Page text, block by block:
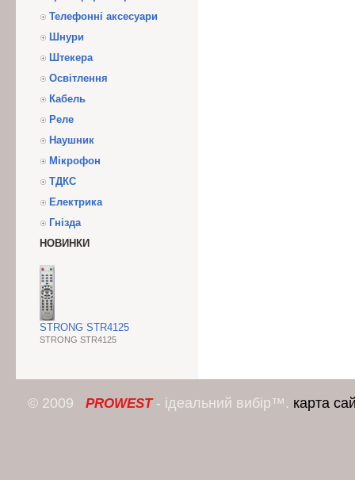
Телефонні аксесуари
Шнури
Штекера
Освітлення
Кабель
Реле
Наушник
Мікрофон
ТДКС
Електрика
Гнізда
НОВИНКИ
STRONG STR4125
STRONG STR4125
© 2009 PROWEST- ідеальний вибір™. карта